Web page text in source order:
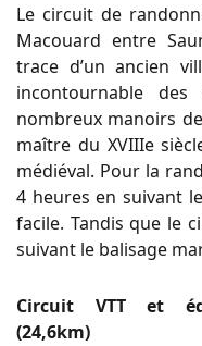
Le circuit de
Macouard entre
trace d’un ancien
incontournable
nombreux manoirs
maître du XVIIIe
médiéval. Pour la
4 heures en suivant
facile. Tandis que le
suivant le balisage
Circuit VTT et
(24,6km)